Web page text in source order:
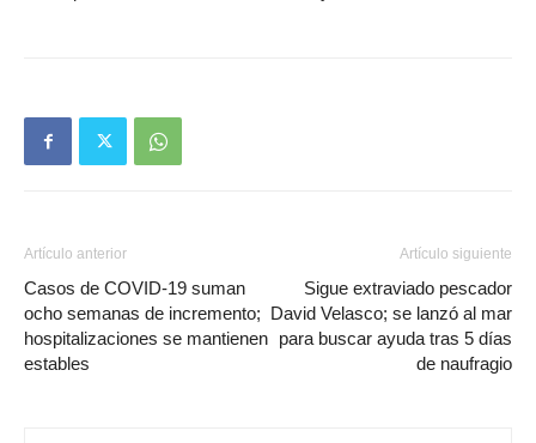
Artículo anterior
Casos de COVID-19 suman
ocho semanas de incremento;
hospitalizaciones se mantienen
estables
Artículo siguiente
Sigue extraviado pescador
David Velasco; se lanzó al mar
para buscar ayuda tras 5 días
de naufragio